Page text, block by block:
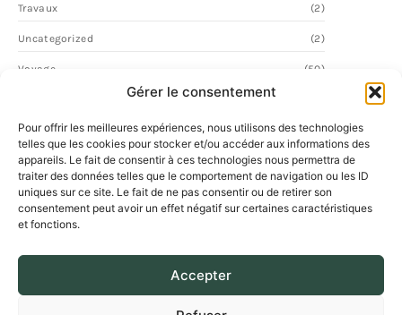
Gérer le consentement
Pour offrir les meilleures expériences, nous utilisons des technologies
telles que les cookies pour stocker et/ou accéder aux informations des
appareils. Le fait de consentir à ces technologies nous permettra de
traiter des données telles que le comportement de navigation ou les ID
uniques sur ce site. Le fait de ne pas consentir ou de retirer son
consentement peut avoir un effet négatif sur certaines caractéristiques
et fonctions.
Accepter
Travaux (2)
Uncategorized (2)
Voyage (50)